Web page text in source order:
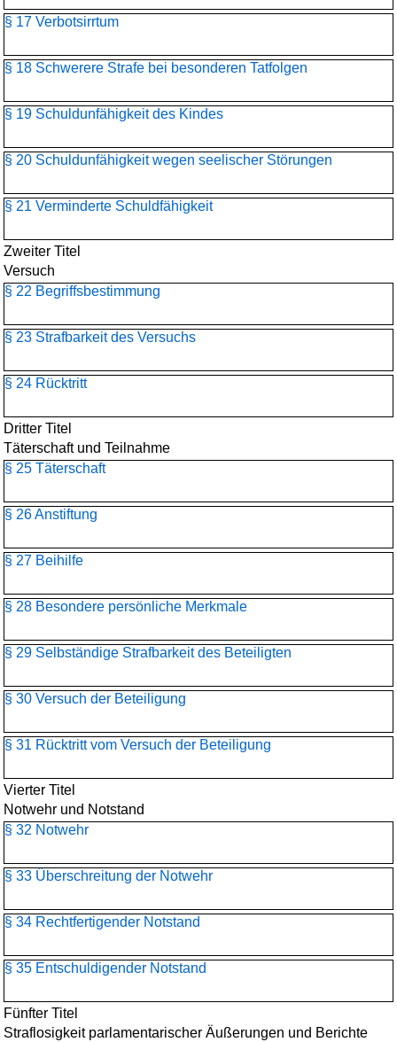
§ 17 Verbotsirrtum
§ 18 Schwerere Strafe bei besonderen Tatfolgen
§ 19 Schuldunfähigkeit des Kindes
§ 20 Schuldunfähigkeit wegen seelischer Störungen
§ 21 Verminderte Schuldfähigkeit
Zweiter Titel
Versuch
§ 22 Begriffsbestimmung
§ 23 Strafbarkeit des Versuchs
§ 24 Rücktritt
Dritter Titel
Täterschaft und Teilnahme
§ 25 Täterschaft
§ 26 Anstiftung
§ 27 Beihilfe
§ 28 Besondere persönliche Merkmale
§ 29 Selbständige Strafbarkeit des Beteiligten
§ 30 Versuch der Beteiligung
§ 31 Rücktritt vom Versuch der Beteiligung
Vierter Titel
Notwehr und Notstand
§ 32 Notwehr
§ 33 Überschreitung der Notwehr
§ 34 Rechtfertigender Notstand
§ 35 Entschuldigender Notstand
Fünfter Titel
Straflosigkeit parlamentarischer Äußerungen und Berichte